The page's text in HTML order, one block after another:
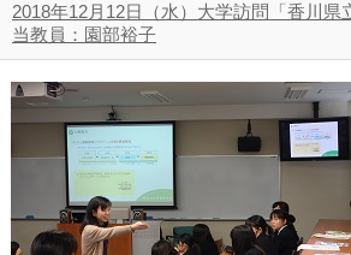
2018年12月12日（水）大学訪問「香川
当教員：園部裕子